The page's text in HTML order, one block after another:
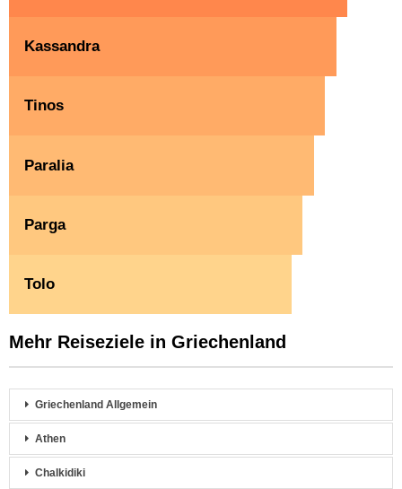
Kassandra
Tinos
Paralia
Parga
Tolo
Mehr Reiseziele in Griechenland
Griechenland Allgemein
Athen
Chalkidiki